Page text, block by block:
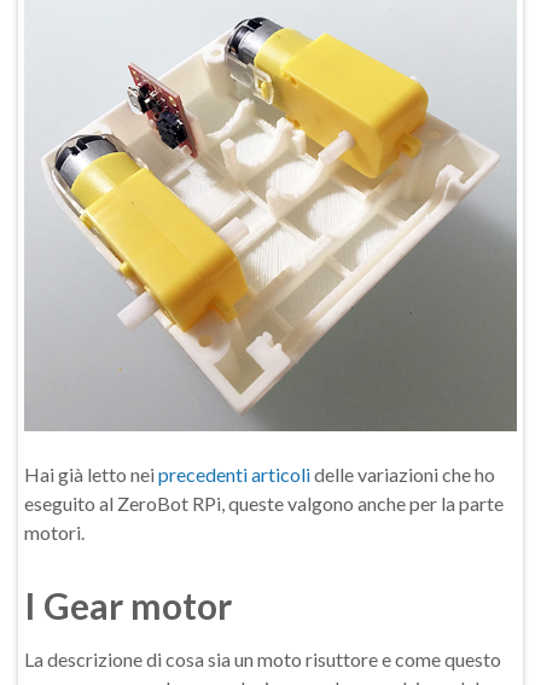
Hai già letto nei precedenti articolidelle variazioni che ho
eseguito al ZeroBot RPi, queste valgono anche per la parte
motori.
I Gear motor
La descrizione di cosa sia un moto risuttore e come questo